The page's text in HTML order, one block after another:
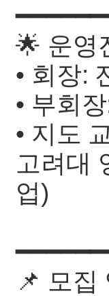
🌟 운영
• 회장:
• 부회
• 지도
고려대
업)
📌 모집